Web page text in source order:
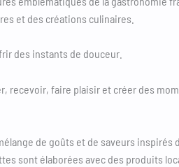
et des créations culinaires.
des instants de douceur.
recevoir, faire plaisir et créer des
de goûts et de saveurs inspirés
sont élaborées avec des produits